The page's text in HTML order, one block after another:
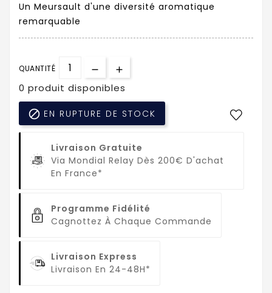
Un Meursault d'une diversité aromatique
remarquable
QUANTITÉ
0 produit disponibles
 EN RUPTURE DE STOCK
Livraison Gratuite
Via Mondial Relay Dès 200€ D'achat
En France*
Programme Fidélité
Cagnottez À Chaque Commande
Livraison Express
Livraison En 24-48H*